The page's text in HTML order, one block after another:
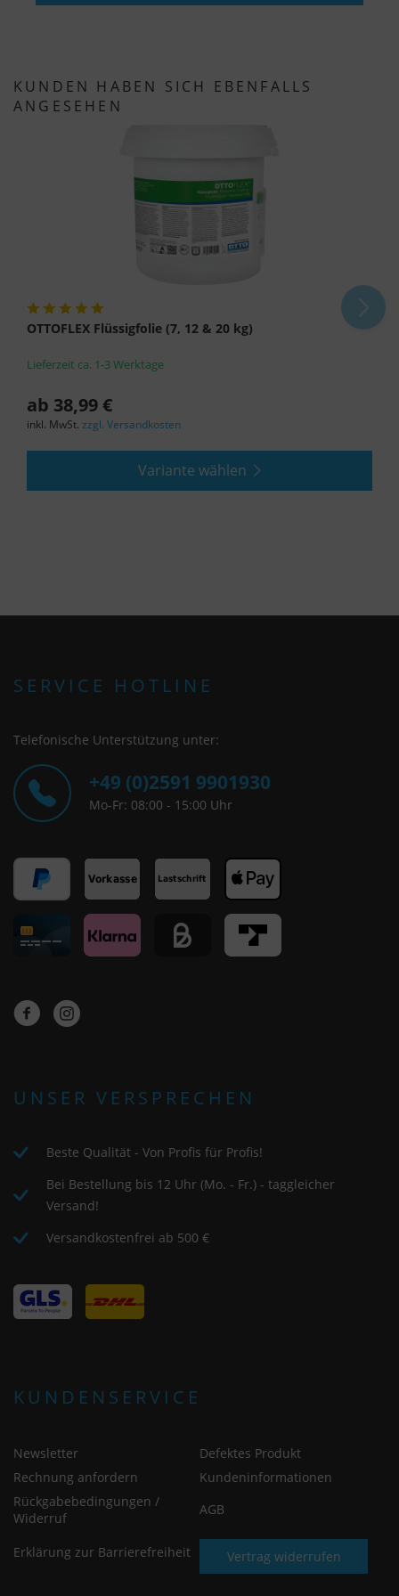
KUNDEN HABEN SICH EBENFALLS
ANGESEHEN
OTTOFLEX Flüssigfolie (7, 12 & 20 kg)
Lieferzeit ca. 1-3 Werktage
ab 38,99 €
inkl. MwSt. zzgl. Versandkosten
Variante wählen
SERVICE HOTLINE
Telefonische Unterstützung unter:
+49 (0)2591 9901930
Mo-Fr: 08:00 - 15:00 Uhr
UNSER VERSPRECHEN
Beste Qualität - Von Profis für Profis!
Bei Bestellung bis 12 Uhr (Mo. - Fr.) - taggleicher
Versand!
Versandkostenfrei ab 500 €
KUNDENSERVICE
Newsletter
Defektes Produkt
Rechnung anfordern
Kundeninformationen
Rückgabebedingungen /
Widerruf
AGB
Erklärung zur Barrierefreiheit Vertrag widerrufen